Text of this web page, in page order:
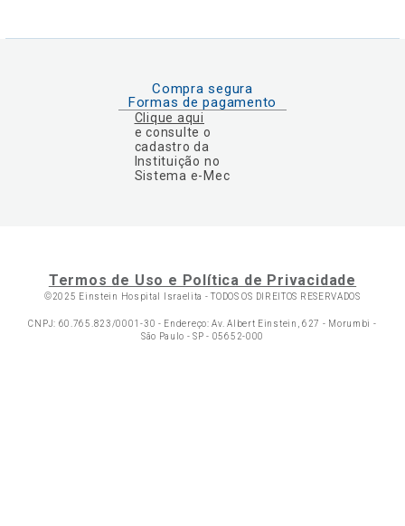
Compra segura
Formas de pagamento
Clique aqui
e consulte o
cadastro da
Instituição no
Sistema e-Mec
Termos de Uso e Política de Privacidade
©2025 Einstein Hospital Israelita -TODOS OS DIREITOS RESERVADOS
CNPJ: 60.765.823/0001-30 - Endereço: Av. Albert Einstein, 627 - Morumbi -
São Paulo - SP - 05652-000